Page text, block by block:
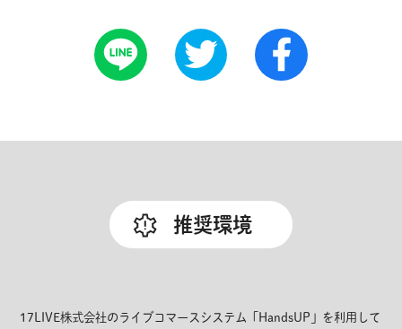
推奨環境
17LIVE株式会社のライブコマースシステム「HandsUP」を利用して